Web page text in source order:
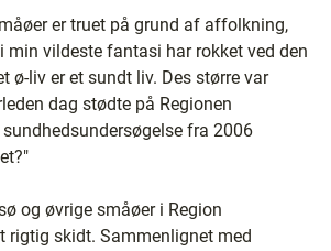
er truet på grund af affolkning,
min vildeste fantasi har rokket ved den
ø-liv er et sundt liv. Des større var
dag stødte på Regionen
fra 2006
og øvrige småøer i Region
rigtig skidt. Sammenlignet med